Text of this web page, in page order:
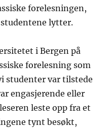
forelesningen,
lytter.
i Bergen på
forelesning som
studenter var tilstede
engasjerende eller
leste opp fra et
tynt besøkt,